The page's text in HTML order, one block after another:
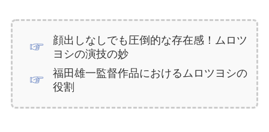
顔出しなしでも圧倒的な存在感！ムロツ
ヨシの演技の妙
福田雄一監督作品におけるムロツヨシの
役割